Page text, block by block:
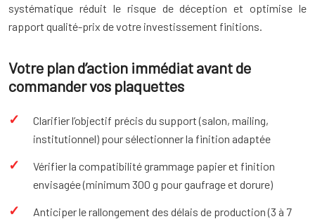
systématique réduit le risque de déception et optimise le
rapport qualité-prix de votre investissement finitions.
Votre plan d’action immédiat avant de
commander vos plaquettes
Clarifier l’objectif précis du support (salon, mailing,
institutionnel) pour sélectionner la finition adaptée
Vérifier la compatibilité grammage papier et finition
envisagée (minimum 300 g pour gaufrage et dorure)
Anticiper le rallongement des délais de production (3 à 7